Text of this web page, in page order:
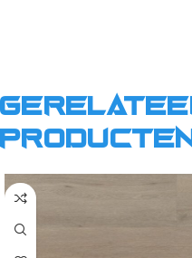
producten